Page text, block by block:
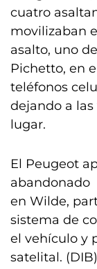
cuatro
movilizaban
asalto, uno
Pichetto, en
teléfonos
dejando a
lugar.
El Peugeot
abandonado
en Wilde,
sistema de
el vehículo y
satelital.